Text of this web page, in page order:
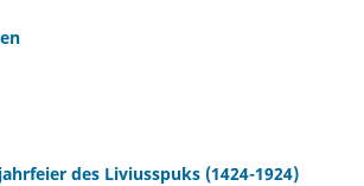
des Liviusspuks (1424-1924)